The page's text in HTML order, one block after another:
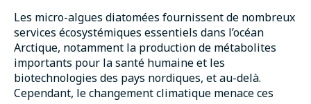
Les micro-algues diatomées fournissent de nombreux
services écosystémiques essentiels dans l’océan
Arctique, notamment la production de métabolites
importants pour la santé humaine et les
biotechnologies des pays nordiques, et au-delà.
Cependant, le changement climatique menace ces